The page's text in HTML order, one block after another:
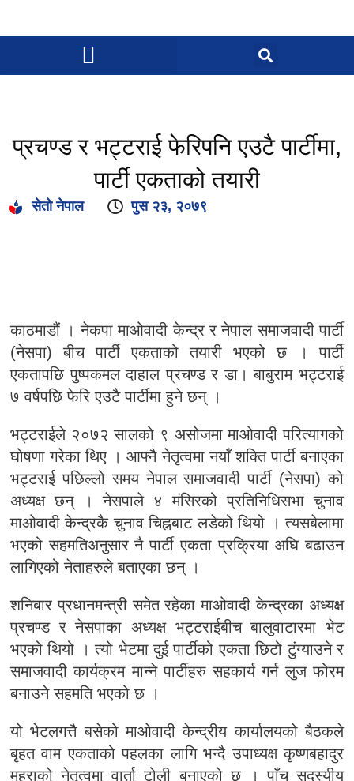
प्रचण्ड र भट्टराई फेरिपनि एउटै पार्टीमा,
पार्टी एकताको तयारी
सेतो नेपाल पुस २३, २०७९
काठमाडौं । नेकपा माओवादी केन्द्र र नेपाल समाजवादी पार्टी
(नेसपा) बीच पार्टी एकताको तयारी भएको छ । पार्टी
एकतापछि पुष्पकमल दाहाल प्रचण्ड र डा। बाबुराम भट्टराई
७ वर्षपछि फेरि एउटै पार्टीमा हुने छन् ।
भट्टराईले २०७२ सालको ९ असोजमा माओवादी परित्यागको
घोषणा गरेका थिए । आफ्नै नेतृत्वमा नयाँ शक्ति पार्टी बनाएका
भट्टराई पछिल्लो समय नेपाल समाजवादी पार्टी (नेसपा) को
अध्यक्ष छन् । नेसपाले ४ मंसिरको प्रतिनिधिसभा चुनाव
माओवादी केन्द्रकै चुनाव चिह्नबाट लडेको थियो । त्यसबेलामा
भएको सहमतिअनुसार नै पार्टी एकता प्रक्रिया अघि बढाउन
लागिएको नेताहरुले बताएका छन् ।
शनिबार प्रधानमन्त्री समेत रहेका माओवादी केन्द्रका अध्यक्ष
प्रचण्ड र नेसपाका अध्यक्ष भट्टराईबीच बालुवाटारमा भेट
भएको थियो । त्यो भेटमा दुई पार्टीको एकता छिटो टुंग्याउने र
समाजवादी कार्यक्रम मान्ने पार्टीहरु सहकार्य गर्न लुज फोरम
बनाउने सहमति भएको छ ।
यो भेटलगत्तै बसेको माओवादी केन्द्रीय कार्यालयको बैठकले
बृहत वाम एकताको पहलका लागि भन्दै उपाध्यक्ष कृष्णबहादुर
महराको नेतृत्वमा वार्ता टोली बनाएको छ । पाँच सदस्यीय